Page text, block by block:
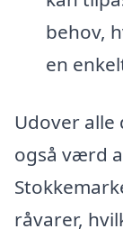
behov,
en
Udover
også værd
råvarer,